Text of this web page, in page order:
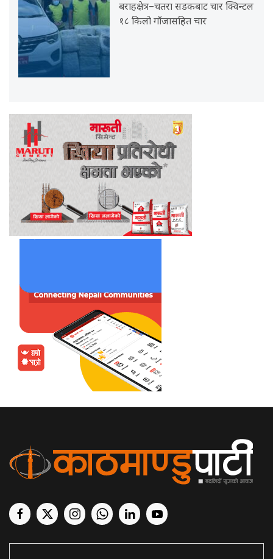
बराहक्षेत्र–चतरा सडकबाट चार क्विन्टल
१८ किलो गाँजासहित चार